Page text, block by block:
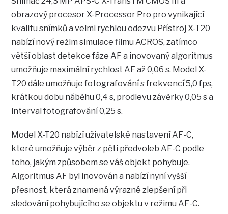
obrazový procesor X-Processor Pro pro vynikající
kvalitu snímků a velmi rychlou odezvu Přístroj X-T20
nabízí nový režim simulace filmu ACROS, zatímco
větší oblast detekce fáze AF a inovovaný algoritmus
umožňuje maximální rychlost AF až 0,06 s. Model X-
T20 dále umožňuje fotografování s frekvencí 5,0 fps,
krátkou dobu náběhu 0,4 s, prodlevu závěrky 0,05 s a
interval fotografování 0,25 s.
Model X-T20 nabízí uživatelské nastavení AF-C,
které umožňuje výběr z pěti předvoleb AF-C podle
toho, jakým způsobem se váš objekt pohybuje.
Algoritmus AF byl inovován a nabízí nyní vyšší
přesnost, která znamená výrazné zlepšení při
sledování pohybujícího se objektu v režimu AF-C.